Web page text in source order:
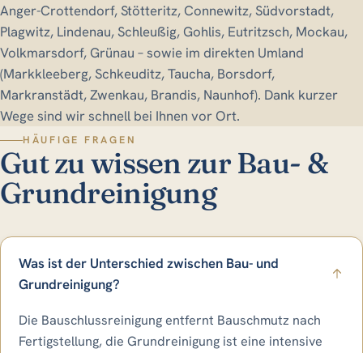
Anger-Crottendorf, Stötteritz, Connewitz, Südvorstadt,
Plagwitz, Lindenau, Schleußig, Gohlis, Eutritzsch, Mockau,
Volkmarsdorf, Grünau – sowie im direkten Umland
(Markkleeberg, Schkeuditz, Taucha, Borsdorf,
Markranstädt, Zwenkau, Brandis, Naunhof). Dank kurzer
Wege sind wir schnell bei Ihnen vor Ort.
HÄUFIGE FRAGEN
Gut zu wissen zur Bau- &
Grundreinigung
Was ist der Unterschied zwischen Bau- und
Grundreinigung?
Die Bauschlussreinigung entfernt Bauschmutz nach
Fertigstellung, die Grundreinigung ist eine intensive